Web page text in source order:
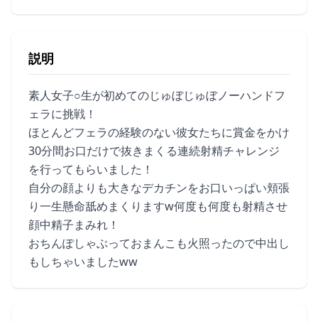
説明
素人女子○生が初めてのじゅぼじゅぼノーハンドフ
ェラに挑戦！
ほとんどフェラの経験のない彼女たちに賞金をかけ
30分間お口だけで抜きまくる連続射精チャレンジ
を行ってもらいました！
自分の顔よりも大きなデカチンをお口いっぱい頬張
り一生懸命舐めまくりますw何度も何度も射精させ
顔中精子まみれ！
おちんぽしゃぶっておまんこも火照ったので中出し
もしちゃいましたww